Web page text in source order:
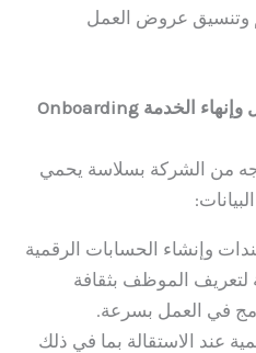
وتنسيق عروض العمل
ثانيا: إجراءات الإعداد والتأهيل وإنهاء الخدمة Onboarding
من الشركة بسلاسة يحمي
وإنشاء الحسابات الرقمية
لتعريف الموظف بثقافة
في العمل بسرعة.
عند الاستقالة بما في ذلك